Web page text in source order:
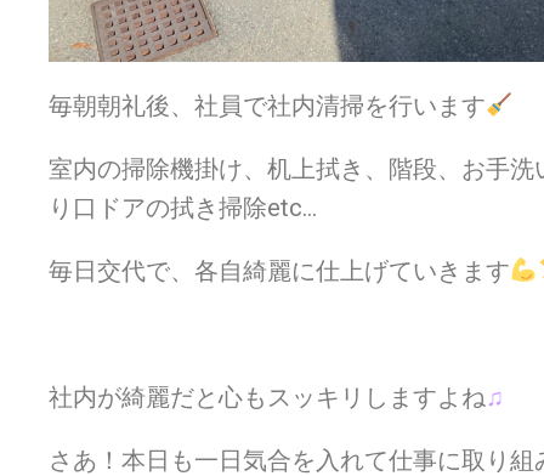
毎朝朝礼後、社員で社内清掃を行います
室内の掃除機掛け、机上拭き、階段、お手洗
り口ドアの拭き掃除etc…
毎日交代で、各自綺麗に仕上げていきます
社内が綺麗だと心もスッキリしますよね ♫
さあ！本日も一日気合を入れて仕事に取り組